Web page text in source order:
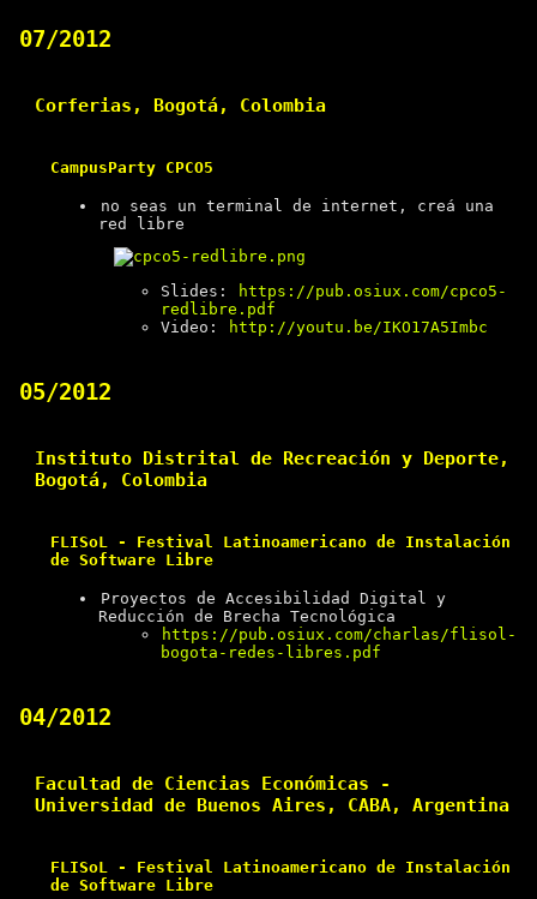
07/2012
Corferias, Bogotá, Colombia
CampusParty CPCO5
no seas un terminal de internet, creá una
red libre
Slides:
https://pub.osiux.com/cpco5-
redlibre.pdf
Video:
http://youtu.be/IKO17A5Imbc
05/2012
Instituto Distrital de Recreación y Deporte,
Bogotá, Colombia
FLISoL - Festival Latinoamericano de Instalación
de Software Libre
Proyectos de Accesibilidad Digital y
Reducción de Brecha Tecnológica
https://pub.osiux.com/charlas/flisol-
bogota-redes-libres.pdf
04/2012
Facultad de Ciencias Económicas -
Universidad de Buenos Aires, CABA, Argentina
FLISoL - Festival Latinoamericano de Instalación
de Software Libre